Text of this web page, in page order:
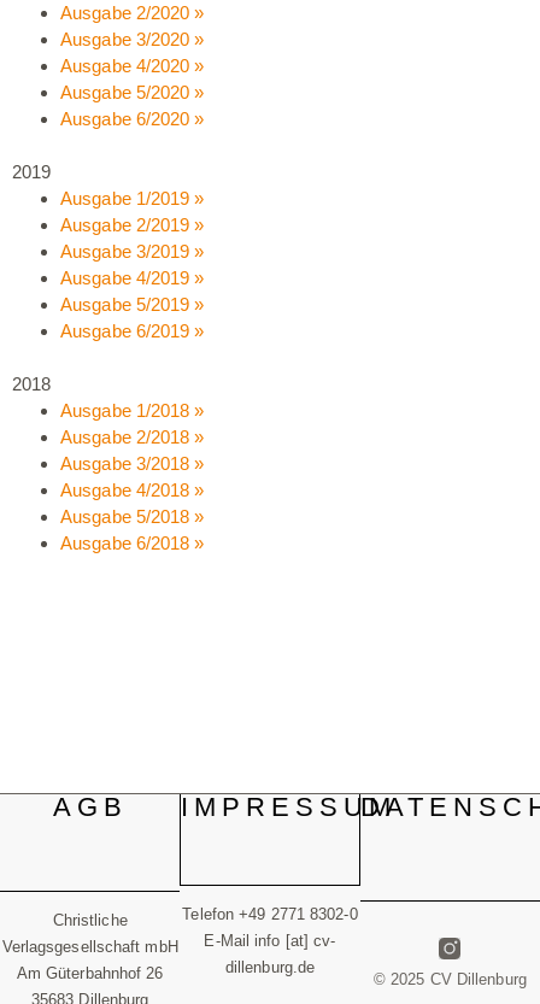
Ausgabe 2/2020 »
Ausgabe 3/2020 »
Ausgabe 4/2020 »
Ausgabe 5/2020 »
Ausgabe 6/2020 »
2019
Ausgabe 1/2019 »
Ausgabe 2/2019 »
Ausgabe 3/2019 »
Ausgabe 4/2019 »
Ausgabe 5/2019 »
Ausgabe 6/2019 »
2018
Ausgabe 1/2018 »
Ausgabe 2/2018 »
Ausgabe 3/2018 »
Ausgabe 4/2018 »
Ausgabe 5/2018 »
Ausgabe 6/2018 »
AGB
Christliche
Verlagsgesellschaft mbH
Am Güterbahnhof 26
35683 Dillenburg
IMPRESSUM
Telefon +49 2771 8302-0
E-Mail info [at] cv-
dillenburg.de
© 2025 CV Dillenburg